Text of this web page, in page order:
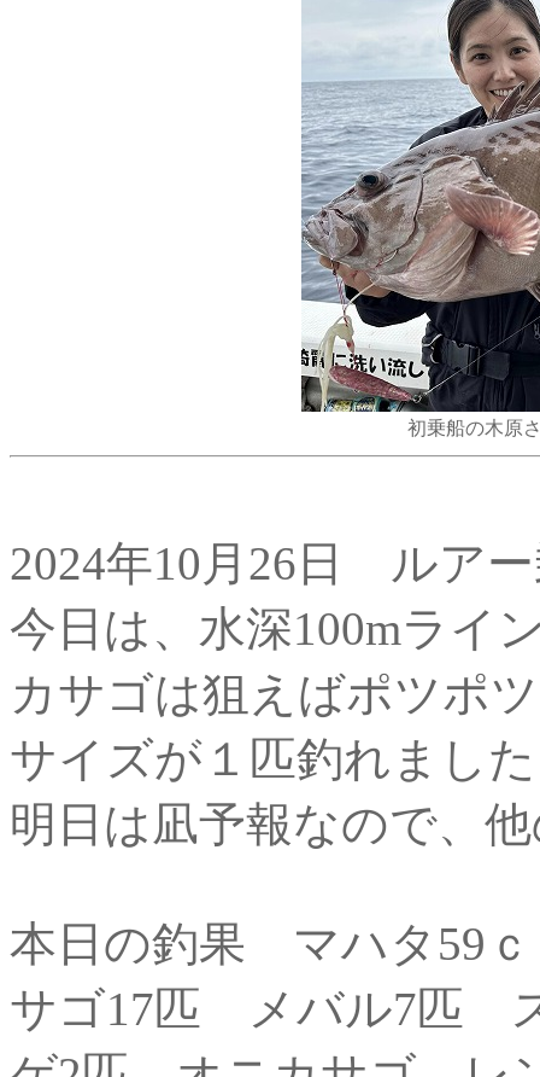
初乗船の木原
2024年10月26日 ルア
今日は、水深100mライ
カサゴは狙えばポツポ
サイズが１匹釣れまし
明日は凪予報なので、
本日の釣果 マハタ59
サゴ17匹 メバル7